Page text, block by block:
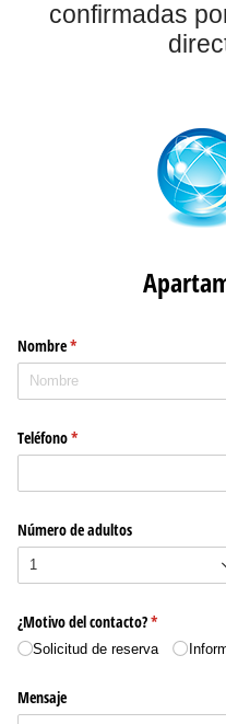
confirmadas
Nombre*
(necesario)
Teléfono*
(necesario)
Número de adultos
¿Motivo del contacto?*
(necesario)
Solicitud de reserva
Mensaje